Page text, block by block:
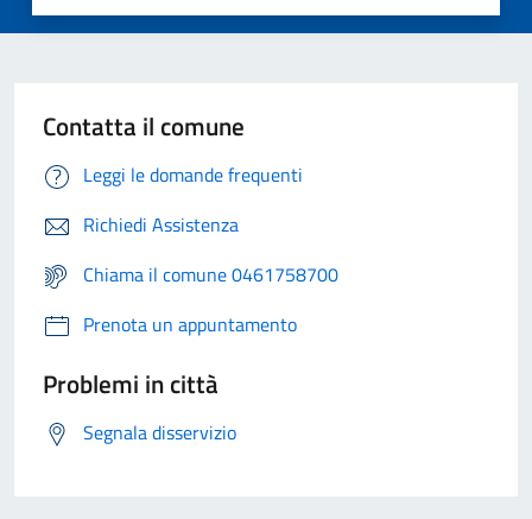
Contatta il comune
Leggi le domande frequenti
Richiedi Assistenza
Chiama il comune 0461758700
Prenota un appuntamento
Problemi in città
Segnala disservizio